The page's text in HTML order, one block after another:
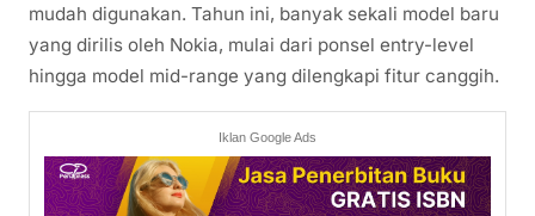
mudah digunakan. Tahun ini, banyak sekali model baru
yang dirilis oleh Nokia, mulai dari ponsel entry-level
hingga model mid-range yang dilengkapi fitur canggih.
Iklan Google Ads